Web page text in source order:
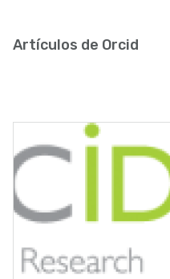
ayuda
navegación
Artículos de Orcid